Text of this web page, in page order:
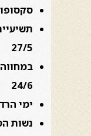
27/5
במחווה
24/6
ימי
נשות